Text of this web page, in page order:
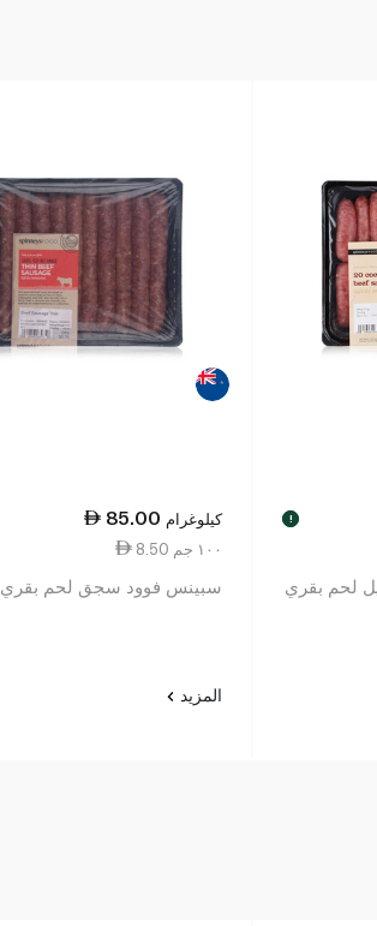
!
لحم بقري
85.00 كيلوغرام
8.50 ١٠٠ جم
سبينس فوود سجق لحم بقري
المزيد